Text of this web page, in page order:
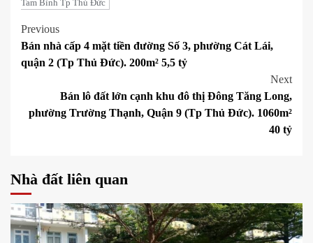
Tam Bình Tp Thủ Đức
Post
navigation
Previous
Bán nhà cấp 4 mặt tiền đường Số 3, phường Cát Lái,
quận 2 (Tp Thủ Đức). 200m² 5,5 tỷ
Next
Bán lô đất lớn cạnh khu đô thị Đông Tăng Long,
phường Trường Thạnh, Quận 9 (Tp Thủ Đức). 1060m²
40 tỷ
Nhà đất liên quan